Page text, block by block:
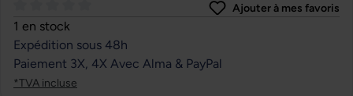
Note moyenne de 0 sur 5 étoiles
Ajouter à mes favoris
1 en stock
Expédition sous 48h
Paiement 3X, 4X Avec Alma & PayPal
*TVA incluse